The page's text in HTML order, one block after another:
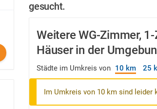
gesucht.
Weitere WG-Zimmer,
Häuser in der
Städte im Umkreis von 10 km 25
Im Umkreis von 10 km sind leider